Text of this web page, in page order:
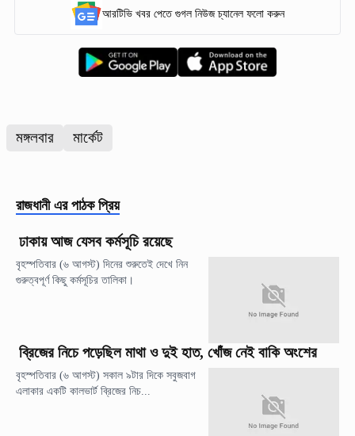
আরটিভি খবর পেতে গুগল নিউজ চ্যানেল ফলো করুন
মঙ্গলবার মার্কেট
রাজধানী এর পাঠক প্রিয়
ঢাকায় আজ যেসব কর্মসূচি রয়েছে
বৃহস্পতিবার (৬ আগস্ট) দিনের শুরুতেই দেখে নিন
গুরুত্বপূর্ণ কিছু কর্মসূচির তালিকা।
ব্রিজের নিচে পড়েছিল মাথা ও দুই হাত, খোঁজ নেই বাকি অংশের
বৃহস্পতিবার (৬ আগস্ট) সকাল ৯টার দিকে সবুজবাগ
এলাকার একটি কালভার্ট ব্রিজের নিচ...